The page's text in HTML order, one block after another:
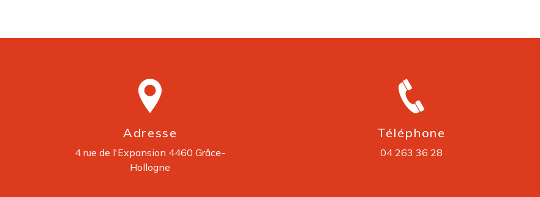
Adresse
4 rue de l'Expansion 4460 Grâce-
Hollogne
Téléphone
04 263 36 28